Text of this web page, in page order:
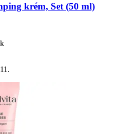
krém, Set (50 ml)